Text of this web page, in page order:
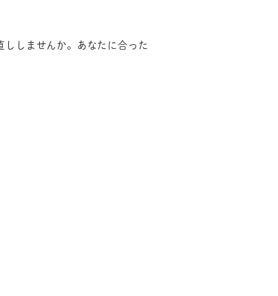
しませんか。あなたに合った